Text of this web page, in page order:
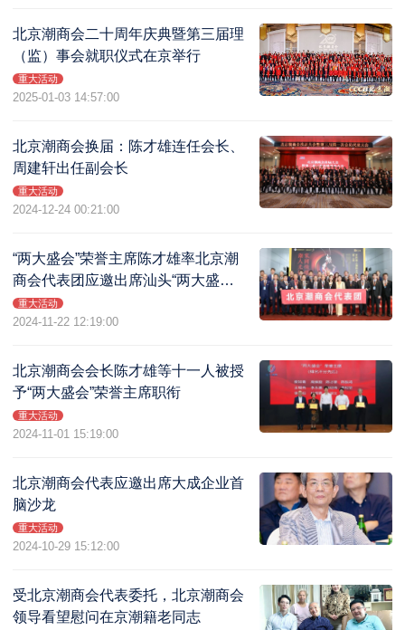
北京潮商会二十周年庆典暨第三届理
（监）事会就职仪式在京举行
重大活动
2025-01-03 14:57:00
北京潮商会换届：陈才雄连任会长、
周建轩出任副会长
重大活动
2024-12-24 00:21:00
“两大盛会”荣誉主席陈才雄率北京潮
商会代表团应邀出席汕头“两大盛
会”及系列活动
重大活动
2024-11-22 12:19:00
北京潮商会会长陈才雄等十一人被授
予“两大盛会”荣誉主席职衔
重大活动
2024-11-01 15:19:00
北京潮商会代表应邀出席大成企业首
脑沙龙
重大活动
2024-10-29 15:12:00
受北京潮商会代表委托，北京潮商会
领导看望慰问在京潮籍老同志